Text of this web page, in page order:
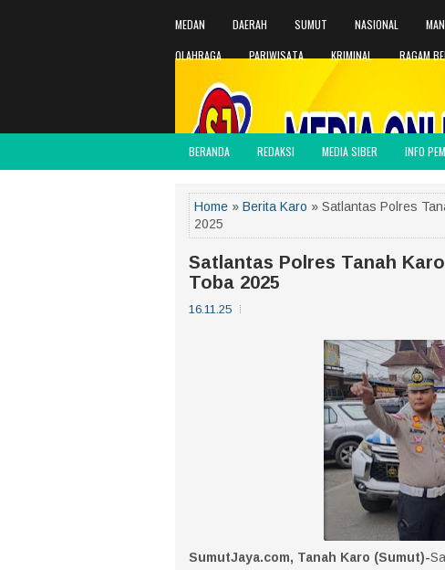
MEDAN DAERAH SUMUT NASIONAL
OLAHRAGA
PARIWISATA KRIMINAL RAGAM
BERANDA REDAKSI MEDIA SIBER INFO
Home » Berita Karo » Satlantas Polres
2025
Satlantas Polres Tanah
Toba 2025
16.11.25
SumutJaya.com, Tanah Karo (Sumut)-